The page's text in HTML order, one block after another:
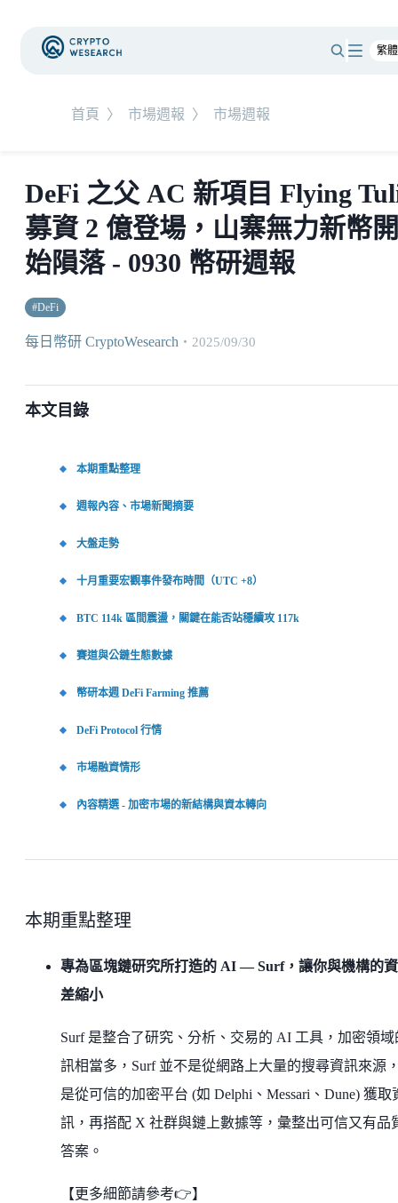
首頁 〉 市場週報 〉 市場週報
DeFi 之父 AC 新項目 Flying
募資 2 億登場，山寨無力新幣開
始隕落 - 0930 幣研週報
#DeFi
每日幣研 CryptoWesearch ・ 2025/09/30
本文目錄
本期重點整理
週報內容、市場新聞摘要
大盤走勢
十月重要宏觀事件發布時間（UTC +8）
BTC 114k 區間震盪，關鍵在能否站穩續攻 117k
賽道與公鏈生態數據
幣研本週 DeFi Farming 推薦
DeFi Protocol 行情
市場融資情形
內容精選 - 加密市場的新結構與資本轉向
本期重點整理
專為區塊鏈研究所打造的 AI — Surf，讓你與機構的
差縮小
Surf 是整合了研究、分析、交易的 AI 工具，加密領域
訊相當多，Surf 並不是從網路上大量的搜尋資訊來源
是從可信的加密平台 (如 Delphi、Messari、Dune) 獲取
訊，再搭配 X 社群與鏈上數據等，彙整出可信又有品
答案。
【更多細節請參考👉】